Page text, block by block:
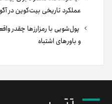
عملکرد تاریخی بیت‌کوین در
پول‌شویی با رمزارزها چقدر
و باورهای اشتباه